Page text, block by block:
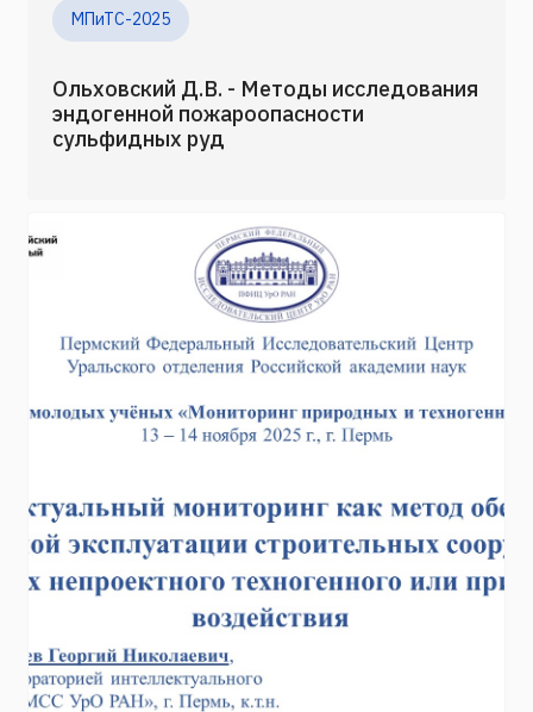
МПиТС-2025
Ольховский Д.В. - Методы исследования
эндогенной пожароопасности
сульфидных руд